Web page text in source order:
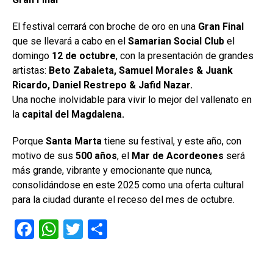
El festival cerrará con broche de oro en una Gran Final
que se llevará a cabo en el Samarian Social Club el
domingo 12 de octubre, con la presentación de grandes
artistas: Beto Zabaleta, Samuel Morales & Juank
Ricardo, Daniel Restrepo & Jafid Nazar.
Una noche inolvidable para vivir lo mejor del vallenato en
la capital del Magdalena.
Porque Santa Marta tiene su festival, y este año, con
motivo de sus 500 años, el Mar de Acordeones será
más grande, vibrante y emocionante que nunca,
consolidándose en este 2025 como una oferta cultural
para la ciudad durante el receso del mes de octubre.
F
W T